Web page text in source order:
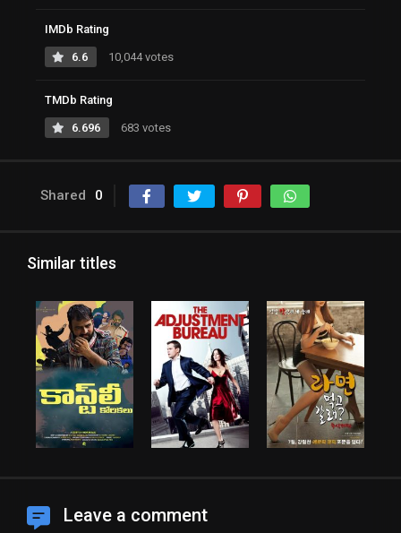
IMDb Rating
6.6 10,044 votes
TMDb Rating
6.696 683 votes
Shared 0
Similar titles
Leave a comment